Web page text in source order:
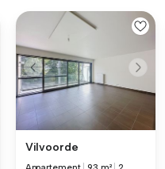
Vilvoorde